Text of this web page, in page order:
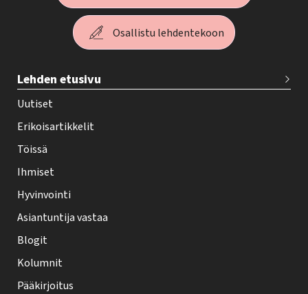
Osallistu lehdentekoon
e
h
y
-
e
h
t
i
f
o
Lehden etusivu
Uutiset
Erikoisartikkelit
Töissä
Ihmiset
Hyvinvointi
Asiantuntija vastaa
Blogit
Kolumnit
Pääkirjoitus